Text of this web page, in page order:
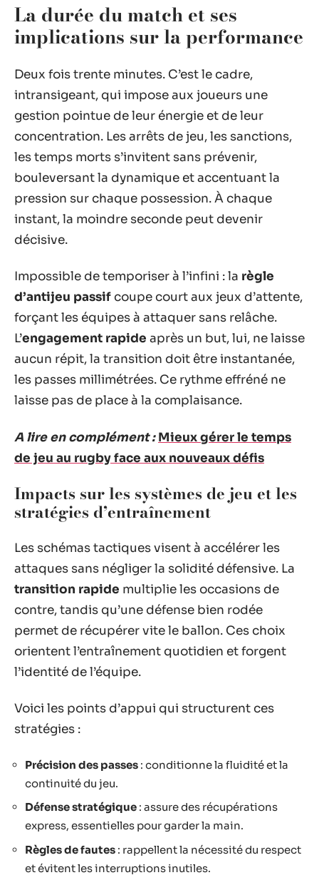
La durée du match et ses
implications sur la performance
Deux fois trente minutes. C’est le cadre,
intransigeant, qui impose aux joueurs une
gestion pointue de leur énergie et de leur
concentration. Les arrêts de jeu, les sanctions,
les temps morts s’invitent sans prévenir,
bouleversant la dynamique et accentuant la
pression sur chaque possession. À chaque
instant, la moindre seconde peut devenir
décisive.
Impossible de temporiser à l’infini : la règle
d’antijeu passif coupe court aux jeux d’attente,
forçant les équipes à attaquer sans relâche.
L’engagement rapide après un but, lui, ne laisse
aucun répit, la transition doit être instantanée,
les passes millimétrées. Ce rythme effréné ne
laisse pas de place à la complaisance.
A lire en complément : Mieux gérer le temps
de jeu au rugby face aux nouveaux défis
Impacts sur les systèmes de jeu et les
stratégies d’entraînement
Les schémas tactiques visent à accélérer les
attaques sans négliger la solidité défensive. La
transition rapide multiplie les occasions de
contre, tandis qu’une défense bien rodée
permet de récupérer vite le ballon. Ces choix
orientent l’entraînement quotidien et forgent
l’identité de l’équipe.
Voici les points d’appui qui structurent ces
stratégies :
Précision des passes : conditionne la fluidité et la
continuité du jeu.
Défense stratégique : assure des récupérations
express, essentielles pour garder la main.
Règles de fautes : rappellent la nécessité du respect
et évitent les interruptions inutiles.